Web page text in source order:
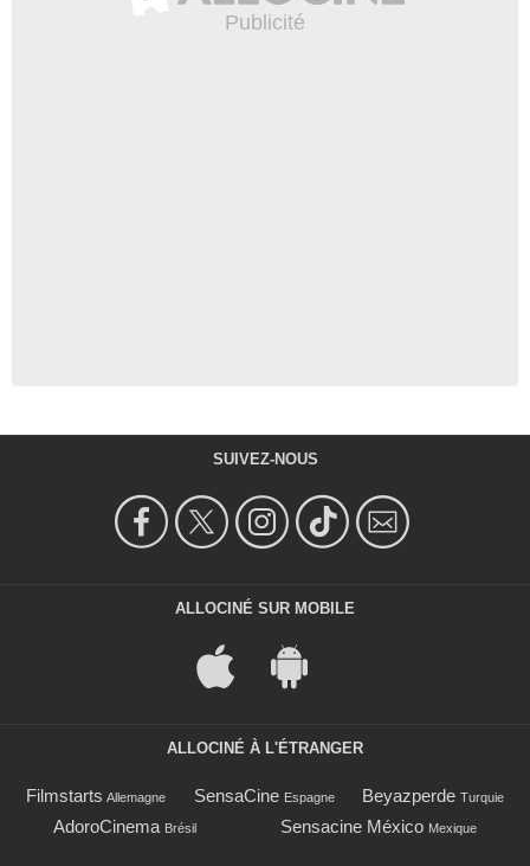
SUIVEZ-NOUS
ALLOCINÉ SUR MOBILE
ALLOCINÉ À L'ÉTRANGER
Filmstarts Allemagne SensaCine Espagne Beyazperde Turquie
AdoroCinema Brésil Sensacine México Mexique